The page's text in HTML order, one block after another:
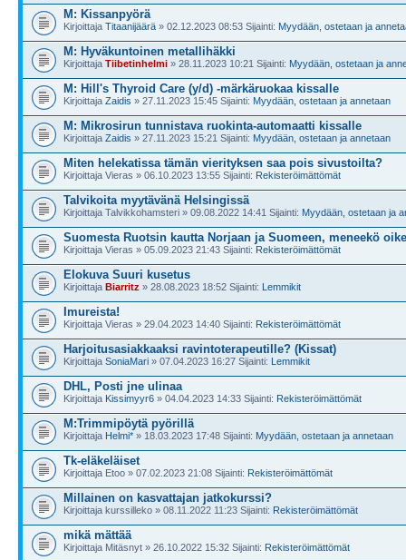
M: Kissanpyörä
Kirjoittaja Titaanijäärä » 02.12.2023 08:53 Sijainti: Myydään, ostetaan ja
M: Hyväkuntoinen metallihäkki
Kirjoittaja Tiibetinhelmi » 28.11.2023 10:21 Sijainti: Myydään, ostetaan ja
M: Hill's Thyroid Care (y/d) -märkäruokaa kissalle
Kirjoittaja Zaidis » 27.11.2023 15:45 Sijainti: Myydään, ostetaan ja annetaan
M: Mikrosirun tunnistava ruokinta-automaatti kissalle
Kirjoittaja Zaidis » 27.11.2023 15:21 Sijainti: Myydään, ostetaan ja annetaan
Miten helekatissa tämän vierityksen saa pois sivustoilta?
Kirjoittaja Vieras » 06.10.2023 13:55 Sijainti: Rekisteröimättömät
Talvikoita myytävänä Helsingissä
Kirjoittaja Talvikkohamsteri » 09.08.2022 14:41 Sijainti: Myydään, ostetaan ja
Suomesta Ruotsin kautta Norjaan ja Suomeen, meneekö
Kirjoittaja Vieras » 05.09.2023 21:43 Sijainti: Rekisteröimättömät
Elokuva Suuri kusetus
Kirjoittaja Biarritz » 28.08.2023 18:52 Sijainti: Lemmikit
Imureista!
Kirjoittaja Vieras » 29.04.2023 14:40 Sijainti: Rekisteröimättömät
Harjoitusasiakkaaksi ravintoterapeutille? (Kissat)
Kirjoittaja SoniaMari » 07.04.2023 16:27 Sijainti: Lemmikit
DHL, Posti jne ulinaa
Kirjoittaja Kissimyyr6 » 04.04.2023 14:33 Sijainti: Rekisteröimättömät
M:Trimmipöytä pyörillä
Kirjoittaja Helmi* » 18.03.2023 17:48 Sijainti: Myydään, ostetaan ja annetaan
Tk-eläkeläiset
Kirjoittaja Etoo » 07.02.2023 21:08 Sijainti: Rekisteröimättömät
Millainen on kasvattajan jatkokurssi?
Kirjoittaja kurssilleko » 08.11.2022 11:23 Sijainti: Rekisteröimättömät
mikä mättää
Kirjoittaja Mitäsnyt » 26.10.2022 15:32 Sijainti: Rekisteröimättömät